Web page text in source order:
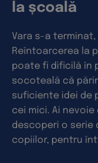
la școală
Vara s-a
Reîntoarcerea la
poate fi dificilă în
socoteală că
suficiente idei de
cei mici. Ai
descoperi o serie
copiilor, pentru